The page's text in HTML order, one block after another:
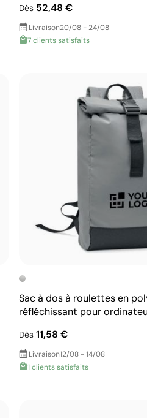
Dès 52,48 €
Livraison20/08 - 24/08
7 clients satisfaits
Sac à dos à roulettes en
réfléchissant pour
Dès 11,58 €
Livraison12/08 - 14/08
1 clients satisfaits